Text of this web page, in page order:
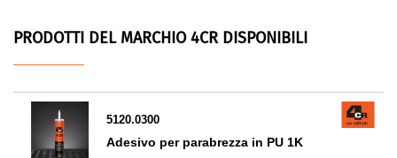
PRODOTTI DEL MARCHIO 4CR DISPONIBILI
5120.0300
Adesivo per parabrezza in PU 1K